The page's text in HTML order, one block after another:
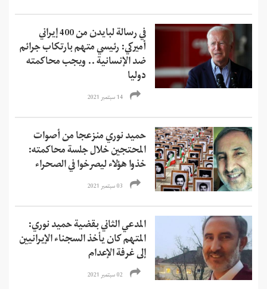
في رسالة لبايدن من 400 إيراني
أميركي: رئيسي متهم بارتكاب جرائم
ضد الإنسانية .. ويجب محاكمته
دوليا
14 سبتمبر 2021
حميد نوري منزعجا من أصوات
المحتجين خلال جلسة محاكمته:
خذوا هؤلاء ليصرخوا في الصحراء
03 سبتمبر 2021
المدعي الثاني بقضية حميد نوري:
المتهم كان يأخذ السجناء الإيرانيين
إلى غرفة الإعدام
02 سبتمبر 2021